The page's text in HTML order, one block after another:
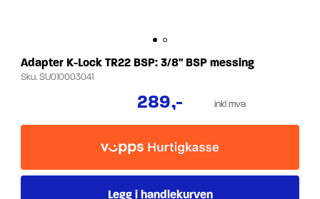
Adapter K-Lock TR22 BSP: 3/8" BSP messing
Sku.SU010003041
289,- inkl mva